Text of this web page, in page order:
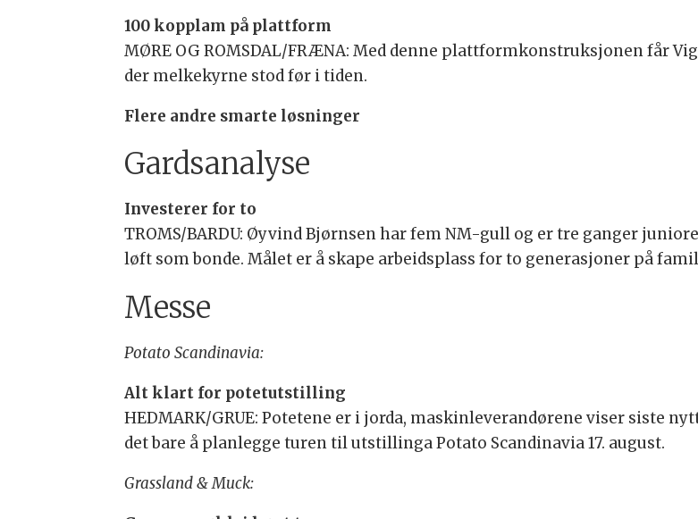
100 kopplam på plattform
MØRE OG ROMSDAL/FRÆNA: Med denne plattformkonstruksjonen får
der melkekyrne stod før i tiden.
Flere andre smarte løsninger
Gardsanalyse
Investerer for to
TROMS/BARDU: Øyvind Bjørnsen har fem NM-gull og er tre ganger
løft som bonde. Målet er å skape arbeidsplass for to generasjoner på
Messe
Potato Scandinavia:
Alt klart for potetutstilling
HEDMARK/GRUE: Potetene er i jorda, maskinleverandørene viser siste
det bare å planlegge turen til utstillinga Potato Scandinavia 17. august.
Grassland & Muck: